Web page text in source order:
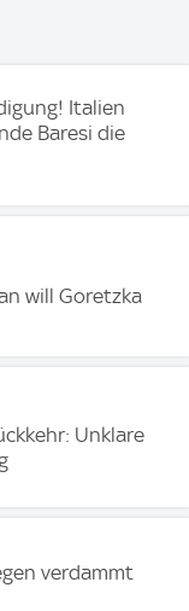
Italien
Baresi die
will Goretzka
Unklare
verdammt